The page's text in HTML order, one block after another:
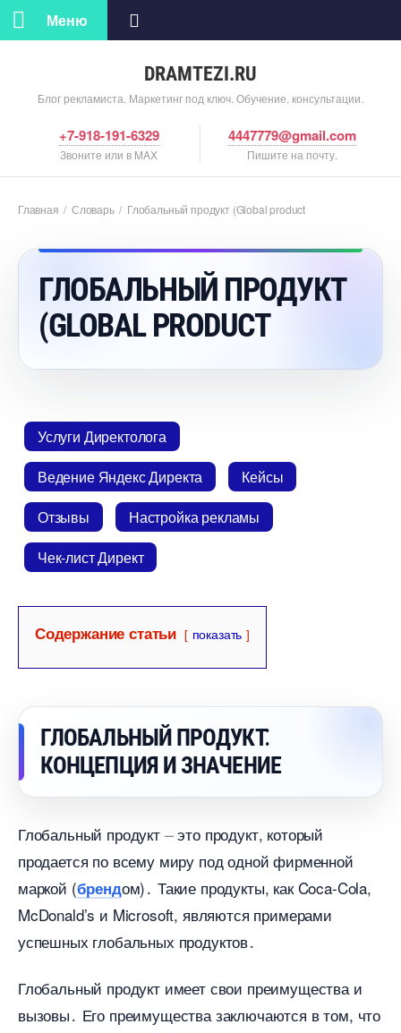
DRAMTEZI.RU
Блог рекламиста. Маркетинг под ключ. Обучение, консультации.
Меню
+7-918-191-6329
Звоните или в MAX
4447779@gmail.com
Пишите на почту.
Главная / Словарь/ Глобальный продукт (Global product
ГЛОБАЛЬНЫЙ ПРОДУКТ
(GLOBAL PRODUCT
Услуги Директолога
едение Яндекс Директа
Кейсы
Отзывы
Настройка рекламы
Чек-лист Директ
Содержание статьи показать
ГЛОБАЛЬНЫЙ ПРОДУКТ⁚
КОНЦЕПЦИЯ И ЗНАЧЕНИЕ
Глобальный продукт ⏤ это продукт, который
продается по всему миру под одной фирменной
маркой (рендом)․ Такие продукты, как Coca-Cola,
McDonald’s и Microsoft, являются примерами
успешных глобальных продуктов․
Глобальный продукт имеет свои преимущества и
ызовы․ Его преимущества заключаются в том, что